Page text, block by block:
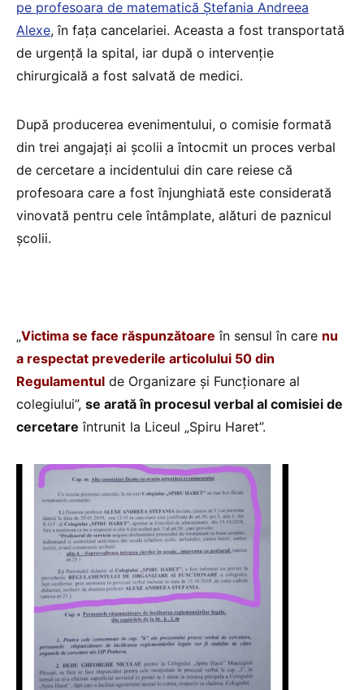
pe profesoara de matematică Ștefania Andreea
Alexe, în fața cancelariei. Aceasta a fost transportată
de urgență la spital, iar după o intervenție
chirurgicală a fost salvată de medici.
După producerea evenimentului, o comisie formată
din trei angajați ai școlii a întocmit un proces verbal
de cercetare a incidentului din care reiese că
profesoara care a fost înjunghiată este considerată
vinovată pentru cele întâmplate, alături de paznicul
școlii.
„Victima se face răspunzătoare în sensul în care nu
a respectat prevederile articolului 50 din
Regulamentul de Organizare și Funcționare al
colegiului”, se arată în procesul verbal al comisiei de
cercetare întrunit la Liceul „Spiru Haret”.